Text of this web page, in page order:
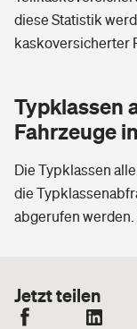
diese Statistik
kaskoversicherter
Typklassen
Fahrzeuge
Die Typklassen
die
abgerufen werden.
Jetzt teilen